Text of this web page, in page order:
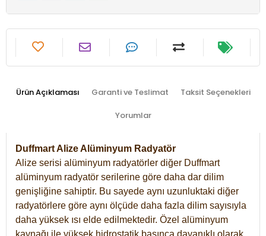
Ürün Açıklaması Garanti ve Teslimat Taksit Seçenekleri
Yorumlar
Duffmart Alize Alüminyum Radyatör
Alize serisi alüminyum radyatörler diğer Duffmart
alüminyum radyatör serilerine göre daha dar dilim
genişliğine sahiptir. Bu sayede aynı uzunluktaki diğer
radyatörlere göre aynı ölçüde daha fazla dilim sayısıyla
daha yüksek ısı elde edilmektedir. Özel alüminyum
kaynağı ile yüksek hidrostatik basınca dayanıklı olarak